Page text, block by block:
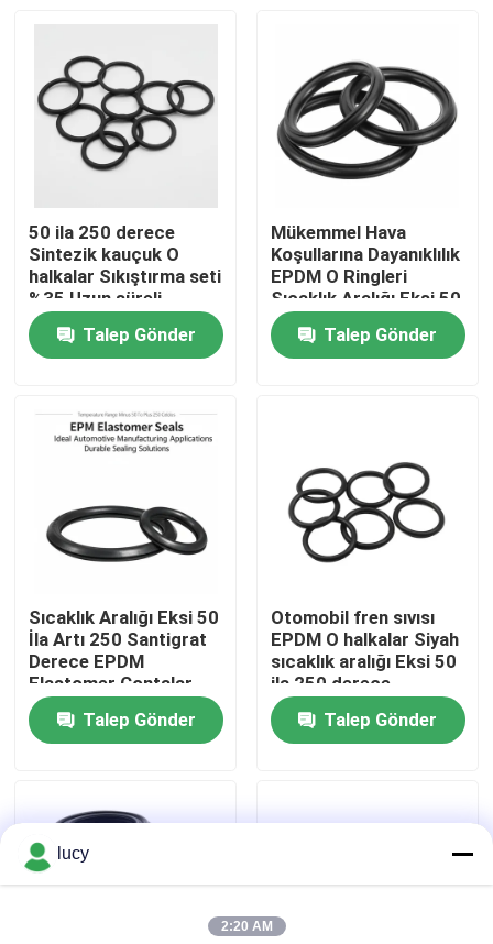
Ürünler
50 ila 250 derece
Sintezik kauçuk O
halkalar Sıkıştırma seti
%35 Uzun süreli
mühürleme için
tasarlanmıştır
Talep Gönder
Mükemmel Hava
Koşullarına Dayanıklılık
EPDM O Ringleri
Sıcaklık Aralığı Eksi 50
ila 250 Santigrat
Derece, Üstün Aşınma
Direnci ile
Talep Gönder
Sıcaklık Aralığı Eksi 50
İla Artı 250 Santigrat
Derece EPDM
Elastomer Contalar
İdeal Otomotiv Üretim
Uygulamaları Dayanıklı
Sızdırmazlık Çözümleri
Talep Gönder
Otomobil fren sıvısı
EPDM O halkalar Siyah
sıcaklık aralığı Eksi 50
ila 250 derece
Mekanik sistemler için
mühürleme elemanları
Talep Gönder
lucy
2:20 AM